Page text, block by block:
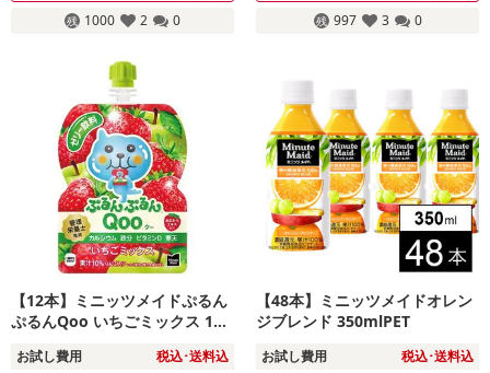
1000 2 0 997 3 0
【12本】ミニッツメイドぷるん
ぷるんQoo いちごミックス 125
お試し費用 税込･送料込
【48本】ミニッツメイドオレン
ジブレンド 350mlPET
お試し費用 税込･送料込